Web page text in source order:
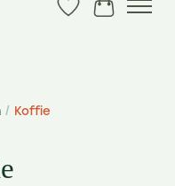
Verlanglijst
/ Koffie